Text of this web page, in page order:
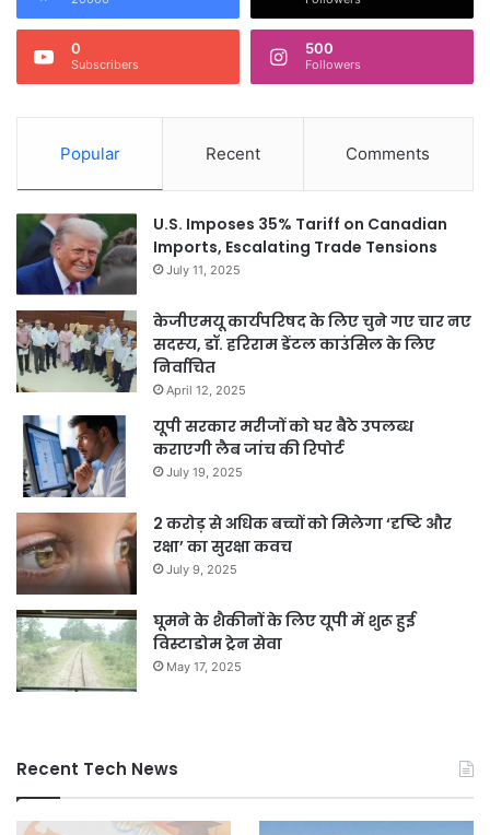
0
Subscribers
500
Followers
Popular Recent Comments
U.S. Imposes 35% Tariff on Canadian
Imports, Escalating Trade Tensions
July 11, 2025
केजीएमयू कार्यपरिषद के लिए चुने गए चार नए
सदस्‍य, डॉ. हरिराम डेंटल काउंसिल के लिए
निर्वाचित
April 12, 2025
यूपी सरकार मरीजों को घर बैठे उपलब्ध
कराएगी लैब जांच की रिपोर्ट
July 19, 2025
2 करोड़ से अधिक बच्चों को मिलेगा ‘दृष्टि और
रक्षा’ का सुरक्षा कवच
July 9, 2025
घूमने के शैकीनों के लिए यूपी में शुरू हुई
विस्टाडोम ट्रेन सेवा
May 17, 2025
Recent Tech News